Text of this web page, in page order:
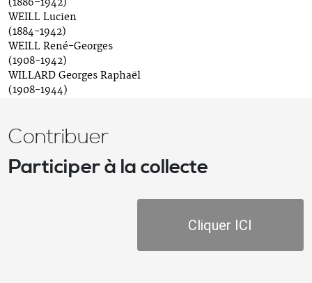
(1886–1942)
WEILL Lucien
(1884-1942)
WEILL René-Georges
(1908-1942)
WILLARD Georges Raphaël
(1908-1944)
Contribuer
Participer à la collecte
Cliquer ICI